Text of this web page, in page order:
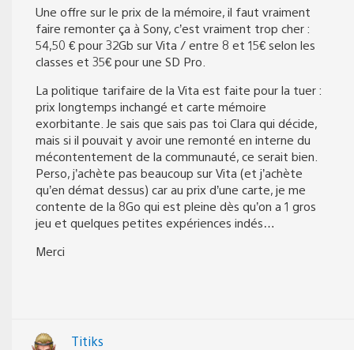
Une offre sur le prix de la mémoire, il faut vraiment
faire remonter ça à Sony, c’est vraiment trop cher :
54,50 € pour 32Gb sur Vita / entre 8 et 15€ selon les
classes et 35€ pour une SD Pro.
La politique tarifaire de la Vita est faite pour la tuer :
prix longtemps inchangé et carte mémoire
exorbitante. Je sais que sais pas toi Clara qui décide,
mais si il pouvait y avoir une remonté en interne du
mécontentement de la communauté, ce serait bien.
Perso, j’achète pas beaucoup sur Vita (et j’achète
qu’en démat dessus) car au prix d’une carte, je me
contente de la 8Go qui est pleine dès qu’on a 1 gros
jeu et quelques petites expériences indés…
Merci
Titiks